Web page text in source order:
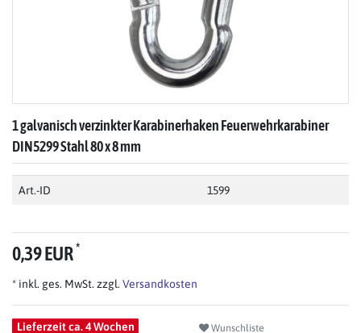
1 galvanisch verzinkter Karabinerhaken Feuerwehrkarabiner
DIN5299 Stahl 80 x 8 mm
Art.-ID 1599
0,39 EUR*
* inkl. ges. MwSt. zzgl. Versandkosten
Lieferzeit ca. 4 Wochen Wunschliste